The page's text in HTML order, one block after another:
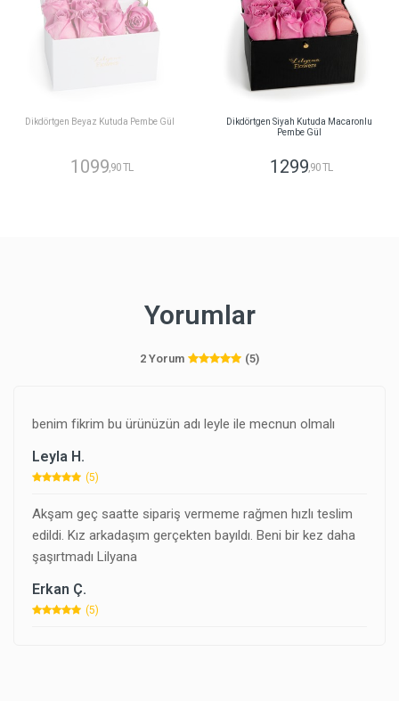
Dikdörtgen Beyaz Kutuda Pembe Gül
1099,90 TL
Dikdörtgen Siyah Kutuda Macaronlu
Pembe Gül
1299,90 TL
Yorumlar
2 Yorum (5)
benim fikrim bu ürünüzün adı leyle ile mecnun olmalı
Leyla H.
(5)
Akşam geç saatte sipariş vermeme rağmen hızlı teslim
edildi. Kız arkadaşım gerçekten bayıldı. Beni bir kez daha
şaşırtmadı Lilyana
Erkan Ç.
(5)